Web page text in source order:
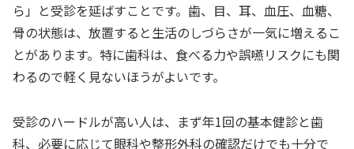
ら」と受診を延ばすことです。歯、目、耳、血圧、血糖、
骨の状態は、放置すると生活のしづらさが一気に増えるこ
とがあります。特に歯科は、食べる力や誤嚥リスクにも関
わるので軽く見ないほうがよいです。
受診のハードルが高い人は、まず年1回の基本健診と歯
科、必要に応じて眼科や整形外科の確認だけでも十分で